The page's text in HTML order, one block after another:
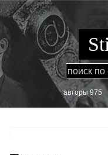
Перейти
к
основному
содержанию
aвторы